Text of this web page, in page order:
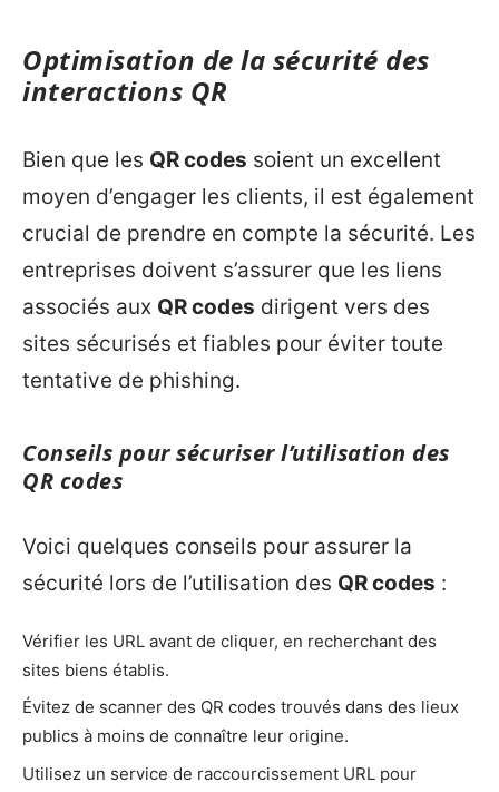
Optimisation de la sécurité des
interactions QR
Bien que les QR codes soient un excellent
moyen d’engager les clients, il est également
crucial de prendre en compte la sécurité. Les
entreprises doivent s’assurer que les liens
associés aux QR codes dirigent vers des
sites sécurisés et fiables pour éviter toute
tentative de phishing.
Conseils pour sécuriser l’utilisation des
QR codes
Voici quelques conseils pour assurer la
sécurité lors de l’utilisation des QR codes :
Vérifier les URL avant de cliquer, en recherchant des
sites biens établis.
Évitez de scanner des QR codes trouvés dans des lieux
publics à moins de connaître leur origine.
Utilisez un service de raccourcissement URL pour